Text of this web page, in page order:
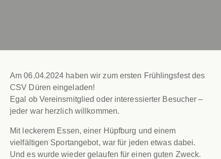
Am 06.04.2024 haben wir zum ersten Frühlingsfest des
CSV Düren eingeladen!
Egal ob Vereinsmitglied oder interessierter Besucher –
jeder war herzlich willkommen.
Mit leckerem Essen, einer Hüpfburg und einem
vielfältigen Sportangebot, war für jeden etwas dabei.
Und es wurde wieder gelaufen für einen guten Zweck.